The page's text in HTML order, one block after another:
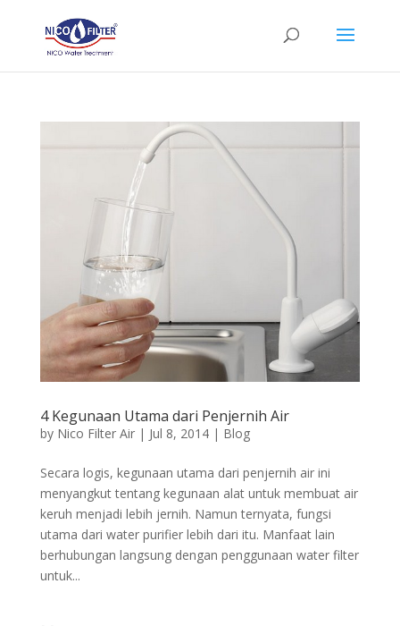
4 Kegunaan Utama dari Penjernih Air
by Nico Filter Air| Jul 8, 2014| Blog
Secara logis, kegunaan utama dari penjernih air ini
menyangkut tentang kegunaan alat untuk membuat air
keruh menjadi lebih jernih. Namun ternyata, fungsi
utama dari water purifier lebih dari itu. Manfaat lain
berhubungan langsung dengan penggunaan water filter
untuk...